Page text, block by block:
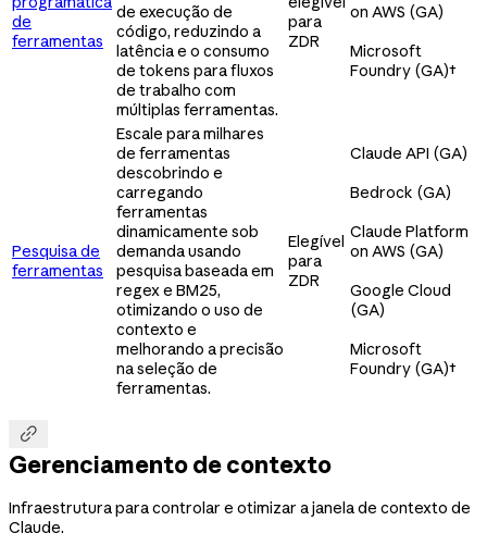
de
ferramentas
de execução de
código, reduzindo a
latência e o consumo
de tokens para fluxos
de trabalho com
múltiplas ferramentas.
para
ZDR
on AWS (GA)
Microsoft
Foundry (GA)†
Pesquisa de
ferramentas
Escale para milhares
de ferramentas
descobrindo e
carregando
ferramentas
dinamicamente sob
demanda usando
pesquisa baseada em
regex e BM25,
otimizando o uso de
contexto e
melhorando a precisão
na seleção de
ferramentas.
Elegível
para
ZDR
Claude API (GA)
Bedrock (GA)
Claude Platform
on AWS (GA)
Google Cloud
(GA)
Microsoft
Foundry (GA)†

Gerenciamento de contexto
Infraestrutura para controlar e otimizar a janela de contexto de
Claude.